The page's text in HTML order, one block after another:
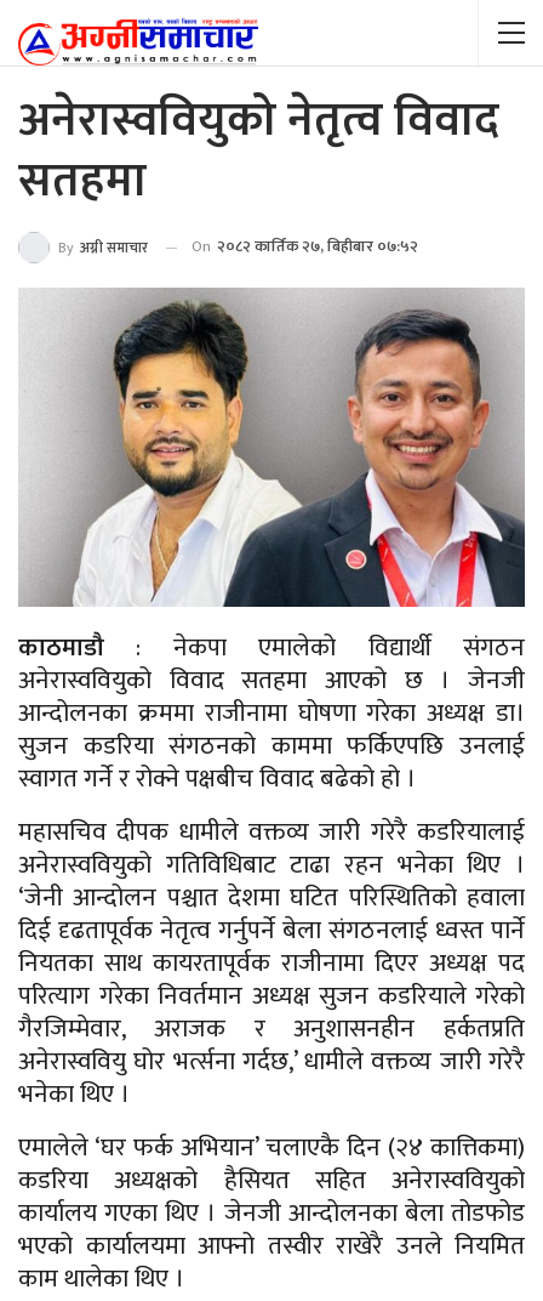
अनेरास्ववियुको नेतृत्व विवाद
सतहमा
By अग्नी समाचार On २०८२ कार्तिक २७, बिहीबार ०७:५२
काठमाडौ : नेकपा एमालेको विद्यार्थी संगठन
अनेरास्ववियुको विवाद सतहमा आएको छ । जेनजी
आन्दोलनका क्रममा राजीनामा घोषणा गरेका अध्यक्ष डा।
सुजन कडरिया संगठनको काममा फर्किएपछि उनलाई
स्वागत गर्ने र रोक्ने पक्षबीच विवाद बढेको हो ।
महासचिव दीपक धामीले वक्तव्य जारी गरेरै कडरियालाई
अनेरास्ववियुको गतिविधिबाट टाढा रहन भनेका थिए ।
‘जेनी आन्दोलन पश्चात देशमा घटित परिस्थितिको हवाला
दिई दृढतापूर्वक नेतृत्व गर्नुपर्ने बेला संगठनलाई ध्वस्त पार्ने
नियतका साथ कायरतापूर्वक राजीनामा दिएर अध्यक्ष पद
परित्याग गरेका निवर्तमान अध्यक्ष सुजन कडरियाले गरेको
गैरजिम्मेवार, अराजक र अनुशासनहीन हर्कतप्रति
अनेरास्ववियु घोर भर्त्सना गर्दछ,’ धामीले वक्तव्य जारी गरेरै
भनेका थिए ।
एमालेले ‘घर फर्क अभियान’ चलाएकै दिन (२४ कात्तिकमा)
कडरिया अध्यक्षको हैसियत सहित अनेरास्ववियुको
कार्यालय गएका थिए । जेनजी आन्दोलनका बेला तोडफोड
भएको कार्यालयमा आफ्नो तस्वीर राखेरै उनले नियमित
काम थालेका थिए ।